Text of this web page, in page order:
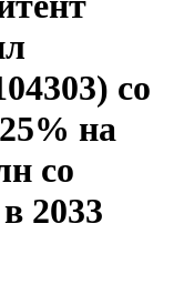
со
на
со